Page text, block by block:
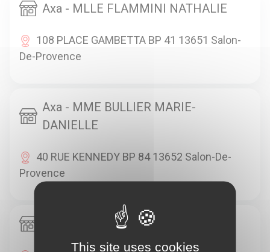
Axa - MLLE FLAMMINI NATHALIE
108 PLACE GAMBETTA BP 41 13651 Salon-
De-Provence
Axa - MME BULLIER MARIE-
DANIELLE
40 RUE KENNEDY BP 84 13652 Salon-De-
Provence
Axa - M GRANERAU HUGUES
This site uses cookies